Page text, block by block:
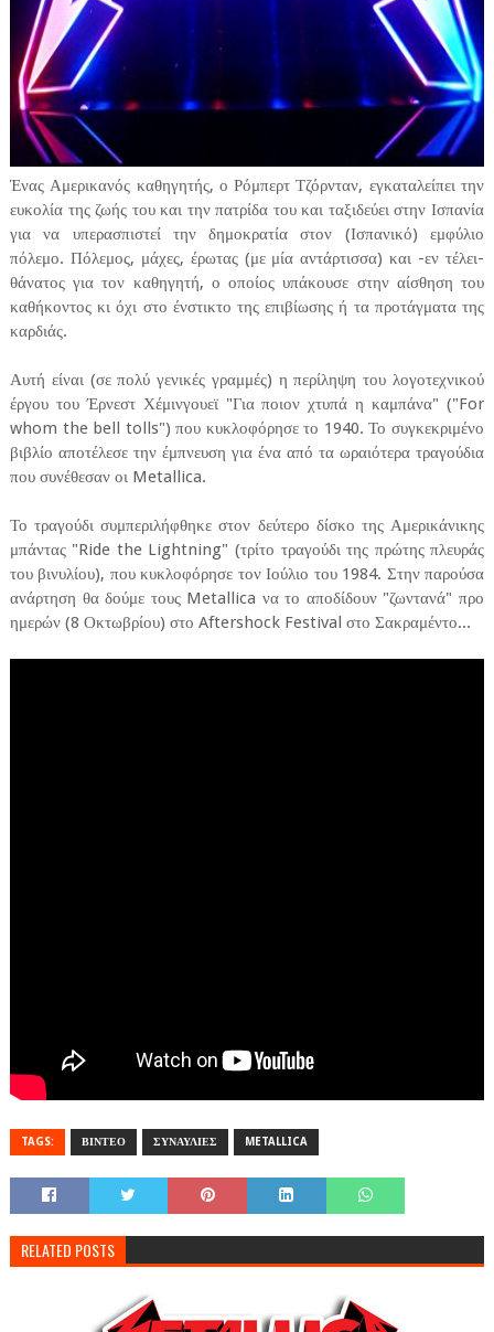
Ένας Αμερικανός καθηγητής, ο Ρόμπερτ Τζόρνταν, εγκαταλείπει την
ευκολία της ζωής του και την πατρίδα του και ταξιδεύει στην Ισπανία
για να υπερασπιστεί την δημοκρατία στον (Ισπανικό) εμφύλιο
πόλεμο. Πόλεμος, μάχες, έρωτας (με μία αντάρτισσα) και -εν τέλει-
θάνατος για τον καθηγητή, ο οποίος υπάκουσε στην αίσθηση του
καθήκοντος κι όχι στο ένστικτο της επιβίωσης ή τα προτάγματα της
καρδιάς.
Αυτή είναι (σε πολύ γενικές γραμμές) η περίληψη του λογοτεχνικού
έργου του Έρνεστ Χέμινγουεϊ "Για ποιον χτυπά η καμπάνα" ("For
whom the bell tolls") που κυκλοφόρησε το 1940. Το συγκεκριμένο
βιβλίο αποτέλεσε την έμπνευση για ένα από τα ωραιότερα τραγούδια
που συνέθεσαν οι Metallica.
Το τραγούδι συμπεριλήφθηκε στον δεύτερο δίσκο της Αμερικάνικης
μπάντας "Ride the Lightning" (τρίτο τραγούδι της πρώτης πλευράς
του βινυλίου), που κυκλοφόρησε τον Ιούλιο του 1984. Στην παρούσα
ανάρτηση θα δούμε τους Metallica να το αποδίδουν "ζωντανά" προ
ημερών (8 Οκτωβρίου) στο Aftershock Festival στο Σακραμέντο...
TAGS: ΒΙΝΤΕΟ ΣΥΝΑΥΛΙΕΣ METALLICA
RELATED POSTS